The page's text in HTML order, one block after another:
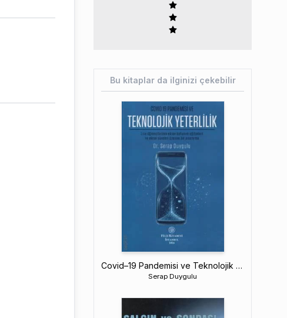
Bu kitaplar da ilginizi çekebilir
Covid–19 Pandemisi ve Teknolojik Yeterlilik
Serap Duygulu